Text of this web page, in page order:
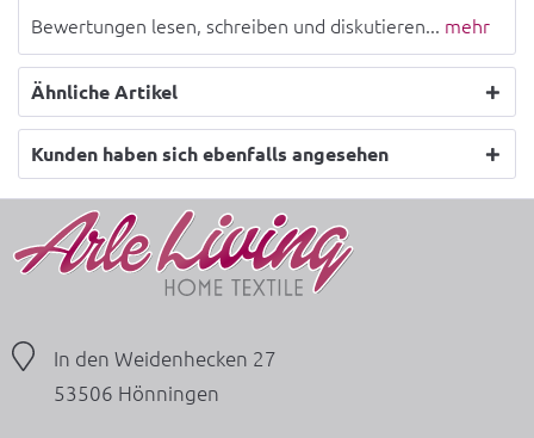
Bewertungen lesen, schreiben und diskutieren... mehr
Ähnliche Artikel
Kunden haben sich ebenfalls angesehen
In den Weidenhecken 27
53506 Hönningen